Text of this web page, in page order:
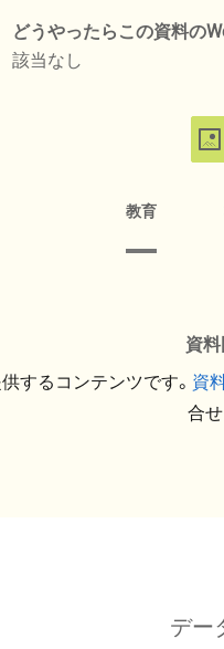
どうやったらこの資料の
該当なし
教育
資
するコンテンツです。 資
合せ
デー